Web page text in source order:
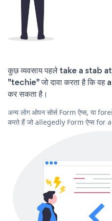
कुछ व्यवसाय पहले take a stab
"techie" जो दावा करता है कि वह
कर सकता है।
अन्य लोग ओपन सोर्स Form ऐप्स, या
करते हैं जो allegedly Form ऐप्स for